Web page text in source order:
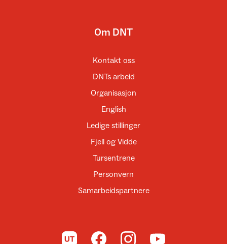
Om DNT
Kontakt oss
DNTs arbeid
Organisasjon
English
Ledige stillinger
Fjell og Vidde
Tursentrene
Personvern
Samarbeidspartnere
Til UT.no Til DNT på Facebook
Til DNT på Instagram
Til DNT på YouTube